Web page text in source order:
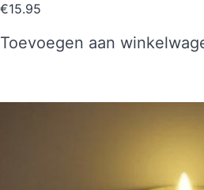
€15.95
Toevoegen aan